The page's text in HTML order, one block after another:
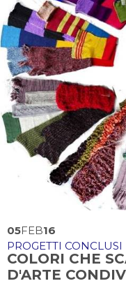
05FEB16
PROGETTI CONCLUSI
COLORI CHE
D'ARTE